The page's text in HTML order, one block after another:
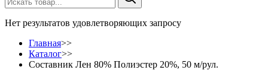
Нет результатов удовлетворяющих запросу
Главная>>
Каталог>>
Составник Лен 80% Полиэстер 20%, 50 м/рул.